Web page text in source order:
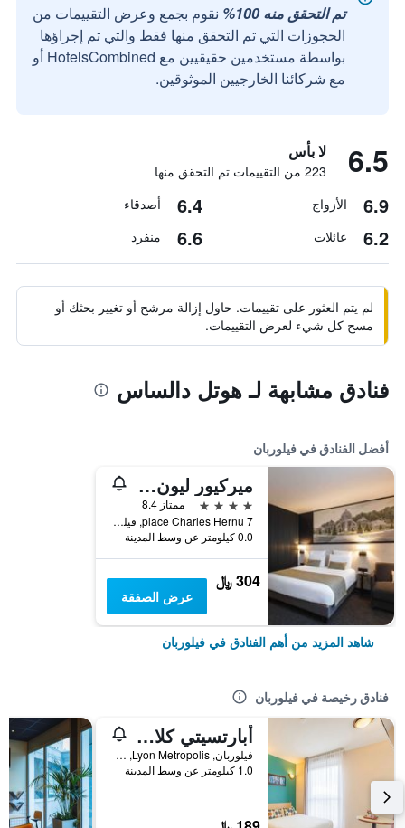
تم التحقق منه 100%
نقوم بجمع وعرض التقييمات من
الحجوزات التي تم التحقق منها فقط والتي تم إجراؤها
بواسطة مستخدمين حقيقيين مع HotelsCombined أو
مع شركائنا الخارجيين الموثوقين.
6.5 لا بأس
223 من التقييمات تم التحقق منها
6.9 الأزواج 6.4 أصدقاء
6.2 عائلات 6.6 منفرد
لم يتم العثور على تقييمات. حاول إزالة مرشح أو تغيير بحثك أو
مسح كل شيء لعرض التقييمات.
فنادق مشابهة لـ هوتل دالساس
أفضل الفنادق في فيلوربان
ميركيور ليون سنتر شاربين بارك دي لا تيت دور
4 نجوم
ممتاز 8.4
7 place Charles Hernu, فيلوربان, Lyon Metropolis, فرنسا
0.0 كيلومتر عن وسط المدينة
304 ﷼
عرض الصفقة
شاهد المزيد من أهم الفنادق في فيلوربان
فنادق رخيصة في فيلوربان
أبارتسيتي كلاسيك لين فيلوربان
فيلوربان, Lyon Metropolis, فرنسا
1.0 كيلومتر عن وسط المدينة